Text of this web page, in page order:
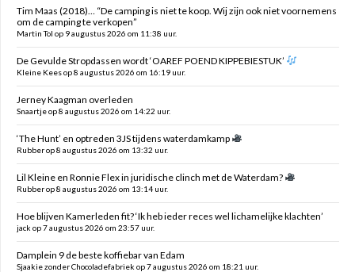
Tim Maas (2018)… “De camping is niet te koop. Wij zijn ook niet voornemens
om de camping te verkopen”
Martin Tol op 9 augustus 2026 om 11:38 uur.
De Gevulde Stropdassen wordt ‘OAREF POEND KIPPEBIESTUK’
Kleine Kees op 8 augustus 2026 om 16:19 uur.
Jerney Kaagman overleden
Snaartje op 8 augustus 2026 om 14:22 uur.
‘The Hunt’ en optreden 3JS tijdens waterdamkamp
Rubber op 8 augustus 2026 om 13:32 uur.
Lil Kleine en Ronnie Flex in juridische clinch met de Waterdam?
Rubber op 8 augustus 2026 om 13:14 uur.
Hoe blijven Kamerleden fit? ‘Ik heb ieder reces wel lichamelijke klachten’
jack op 7 augustus 2026 om 23:57 uur.
Damplein 9 de beste koffiebar van Edam
Sjaakie zonder Chocoladefabriek op 7 augustus 2026 om 18:21 uur.